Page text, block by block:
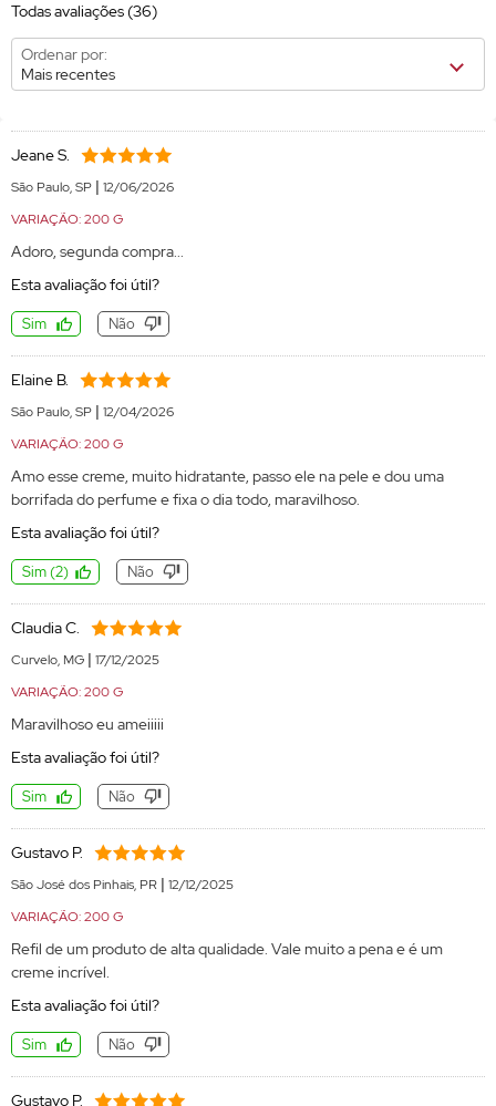
Todas avaliações (36)
Ordenar por:
Mais recentes
Jeane S.
São Paulo, SP | 12/06/2026
VARIAÇÃO: 200 G
Adoro, segunda compra...
Esta avaliação foi útil?
Sim Não
Elaine B.
São Paulo, SP | 12/04/2026
VARIAÇÃO: 200 G
Amo esse creme, muito hidratante, passo ele na pele e dou uma
borrifada do perfume e fixa o dia todo, maravilhoso.
Esta avaliação foi útil?
Sim(2) Não
Claudia C.
Curvelo, MG | 17/12/2025
VARIAÇÃO: 200 G
Maravilhoso eu ameiiiii
Esta avaliação foi útil?
Sim Não
Gustavo P.
São José dos Pinhais, PR | 12/12/2025
VARIAÇÃO: 200 G
Refil de um produto de alta qualidade. Vale muito a pena e é um
creme incrível.
Esta avaliação foi útil?
Sim Não
Gustavo P.